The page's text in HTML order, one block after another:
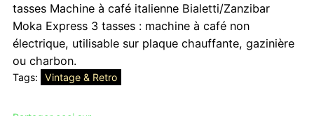
prix :
8500 CFA
à
14000 CFA
tasses Machine à café italienne Bialetti/Zanzibar
Moka Express 3 tasses : machine à café non
électrique, utilisable sur plaque chauffante, gazinière
ou charbon.
Tags: Vintage & Retro